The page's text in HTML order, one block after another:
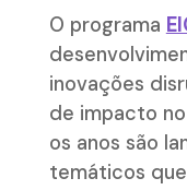
O programa
inovações
de impacto
os anos são
temáticos